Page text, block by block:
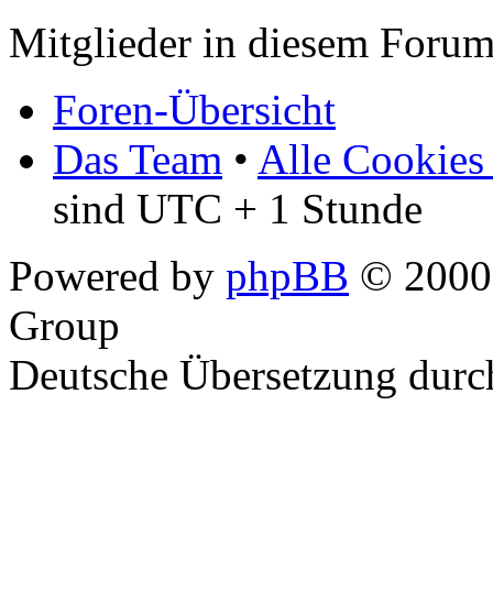
Mitglieder in diesem
Foren-Übersicht
Das Team • Alle Cookies
sind UTC + 1 Stunde
Powered by phpBB ©
Group
Deutsche Übersetzung